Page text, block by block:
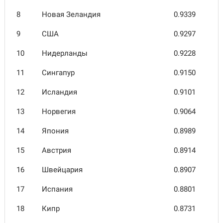
8 Новая Зелан­дия 0.9339
9 США 0.9297
10 Нидер­ланды 0.9228
11 Сингапур 0.9150
12 Исландия 0.9101
13 Норвегия 0.9064
14 Япония 0.8989
15 Австрия 0.8914
16 Швей­цария 0.8907
17 Испания 0.8801
18 Кипр 0.8731